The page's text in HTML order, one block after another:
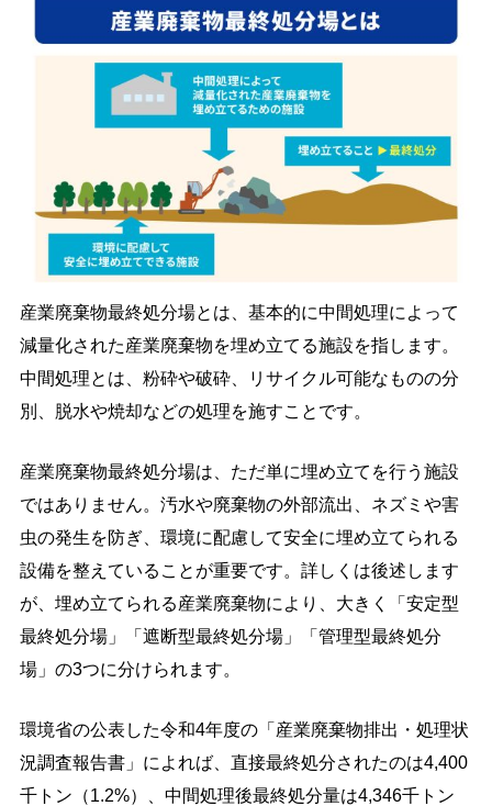
産業廃棄物最終処分場とは、基本的に中間処理によって
減量化された産業廃棄物を埋め立てる施設を指します。
中間処理とは、粉砕や破砕、リサイクル可能なものの分
別、脱水や焼却などの処理を施すことです。
産業廃棄物最終処分場は、ただ単に埋め立てを行う施設
ではありません。汚水や廃棄物の外部流出、ネズミや害
虫の発生を防ぎ、環境に配慮して安全に埋め立てられる
設備を整えていることが重要です。詳しくは後述します
が、埋め立てられる産業廃棄物により、大きく「安定型
最終処分場」「遮断型最終処分場」「管理型最終処分
場」の3つに分けられます。
環境省の公表した令和4年度の「産業廃棄物排出・処理状
況調査報告書」によれば、直接最終処分されたのは4,400
千トン（1.2%）、中間処理後最終処分量は4,346千トン